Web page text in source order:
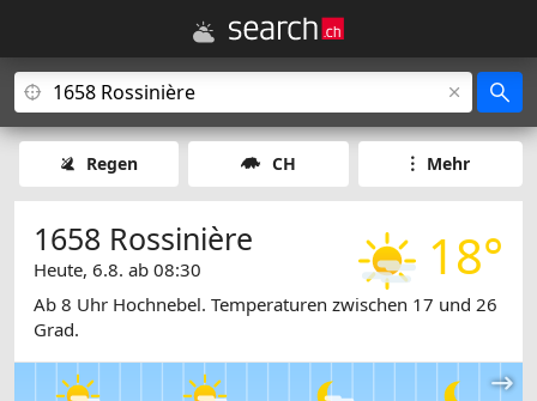
Regen CH Mehr
18°
1658 Rossinière
Heute, 6.8. ab 08:30
Ab 8 Uhr Hochnebel. Temperaturen zwischen 17 und 26
Grad.